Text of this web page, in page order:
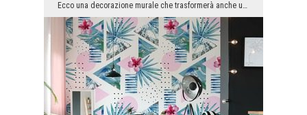
Ecco una decorazione murale che trasformerà anche una normale cucina in una vera e propria oasi d...